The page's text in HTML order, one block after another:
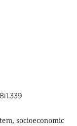
socioeconomic